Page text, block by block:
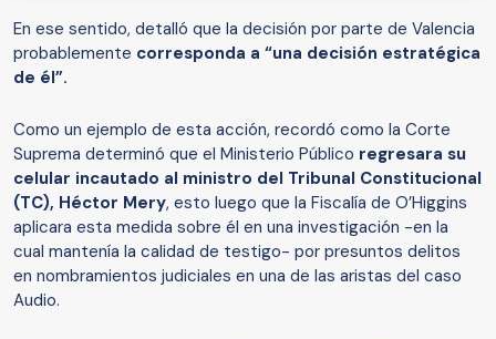
En ese sentido, detalló que la decisión por parte de Valencia
probablemente corresponda a “una decisión estratégica
de él”.
Como un ejemplo de esta acción, recordó como la Corte
Suprema determinó que el Ministerio Público regresara su
celular incautado al ministro del Tribunal Constitucional
(TC), Héctor Mery, esto luego que la Fiscalía de O’Higgins
aplicara esta medida sobre él en una investigación -en la
cual mantenía la calidad de testigo- por presuntos delitos
en nombramientos judiciales en una de las aristas del caso
Audio.